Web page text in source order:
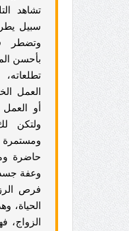
تشاهد
سبيل
وتضطر
بأحسن
العمل
أو
ولتكن
حاضرة
وعفة جسد
فرص
الحياة،
الزواج،